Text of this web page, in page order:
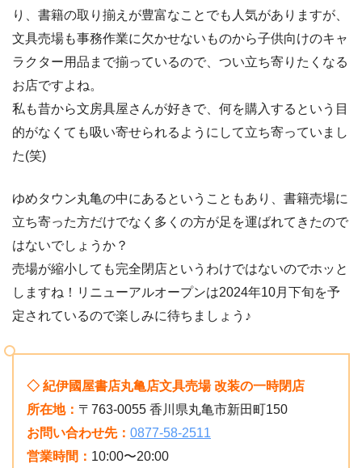
り、書籍の取り揃えが豊富なことでも人気がありますが、
文具売場も事務作業に欠かせないものから子供向けのキャ
ラクター用品まで揃っているので、つい立ち寄りたくなる
お店ですよね。
私も昔から文房具屋さんが好きで、何を購入するという目
的がなくても吸い寄せられるようにして立ち寄っていまし
た(笑)
ゆめタウン丸亀の中にあるということもあり、書籍売場に
立ち寄った方だけでなく多くの方が足を運ばれてきたので
はないでしょうか？
売場が縮小しても完全閉店というわけではないのでホッと
しますね！リニューアルオープンは2024年10月下旬を予
定されているので楽しみに待ちましょう♪
◇ 紀伊國屋書店丸亀店文具売場 改装の一時閉店
所在地： 〒763-0055 香川県丸亀市新田町150
お問い合わせ先： 0877-58-2511
営業時間： 10:00〜20:00